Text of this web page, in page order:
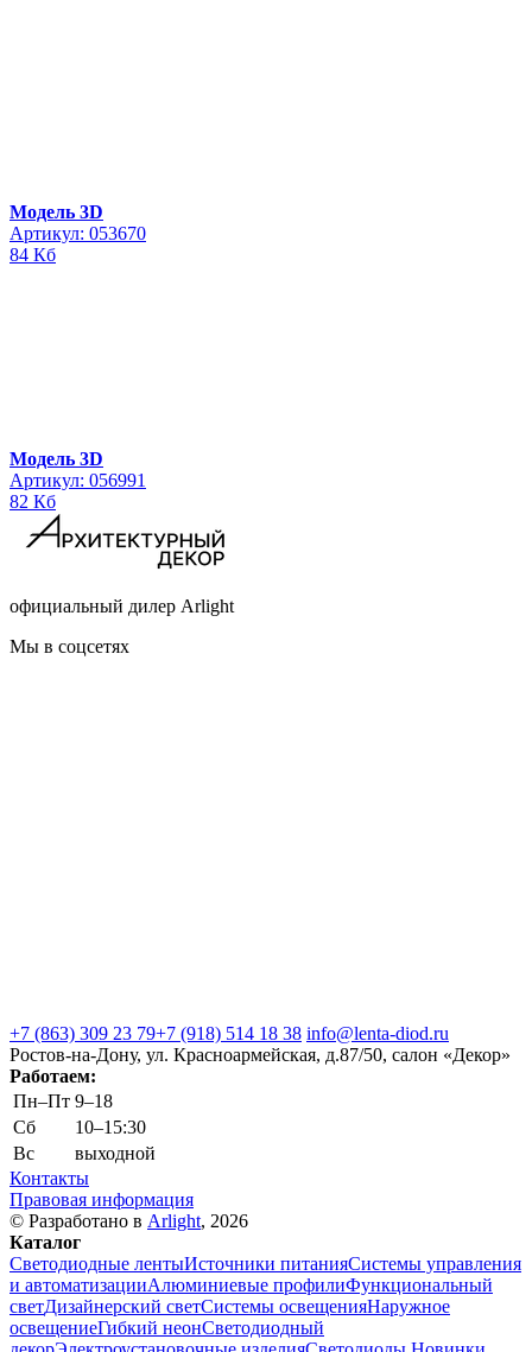
Модель 3D
Артикул: 053670
84 Кб
Модель 3D
Артикул: 056991
82 Кб
официальный дилер Arlight
Мы в соцсетях
+7 (863) 309 23 79+7 (918) 514 18 38 info@lenta-diod.ru
Ростов-на-Дону, ул. Красноармейская, д.87/50, салон «Декор»
Работаем:
Пн–Пт 9–18
Сб
10–15:30
Вс
выходной
Контакты
Правовая информация
© Разработано в Arlight, 2026
Каталог
Светодиодные лентыИсточники питанияСистемы управления
и автоматизацииАлюминиевые профилиФункциональный
светДизайнерский светСистемы освещенияНаружное
освещениеГибкий неонСветодиодный